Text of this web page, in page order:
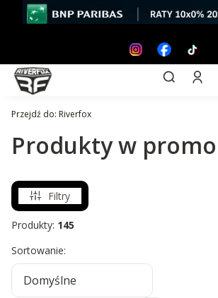
Otwórz
Szukaj
Przejdź do: Riverfox
Produkty w
Filtry
Produkty: 145
Lista produktów
Sortowanie:
Domyślne